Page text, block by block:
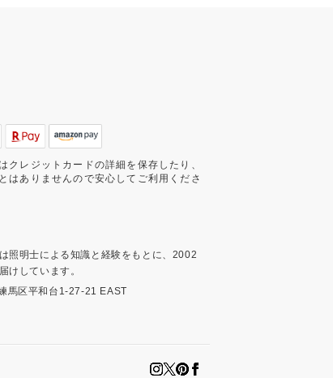
クレジットカードの詳細を保存したり、
はありませんので安心してご利用くださ
照明士による知識と経験をもとに、2002
けしています。
馬区平和台1-27-21 EAST